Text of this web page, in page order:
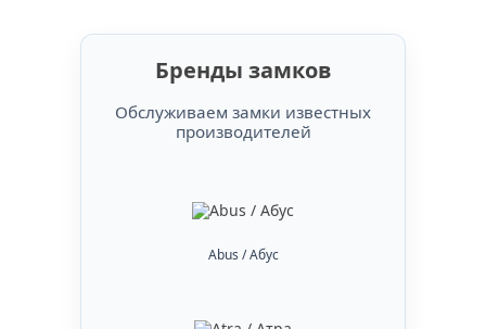
Бренды замков
Обслуживаем замки известных
производителей
Abus / Абус